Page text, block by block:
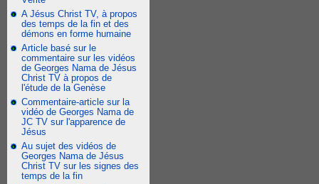
A Jésus Christ TV, à propos
des temps de la fin et des
démons en forme humaine
Article basé sur le
commentaire sur les vidéos
de Georges Nama de Jésus
Christ TV à propos de
l'étude de la Genèse
Commentaire-article sur la
vidéo de Georges Nama de
JC TV sur l'apparence de
Jésus
Au sujet des vidéos de
Georges Nama de Jésus
Christ TV sur les signes des
temps de la fin